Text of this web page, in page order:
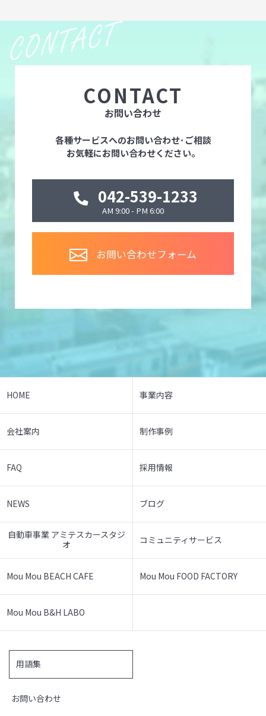
CONTACT
お問い合わせ
各種サービスへのお問い合わせ･ご相談
お気軽にお問い合わせください。
042-539-1233
AM 9:00 - PM 6:00
お問い合わせフォーム
HOME 事業内容
会社案内 制作事例
FAQ 採用情報
NEWS ブログ
自動車事業 アミテスカースタジ
オ
コミュニティサービス
Mou Mou BEACH CAFE Mou Mou FOOD FACTORY
Mou Mou B&H LABO
用語集
お問い合わせ